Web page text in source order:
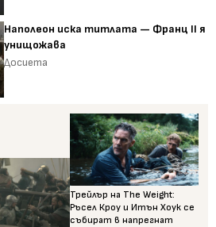
Наполеон иска титлата — Франц II я
унищожава
Досиета
Трейлър на The Weight:
Ръсел Кроу и Итън Хоук се
събират в напрегнат